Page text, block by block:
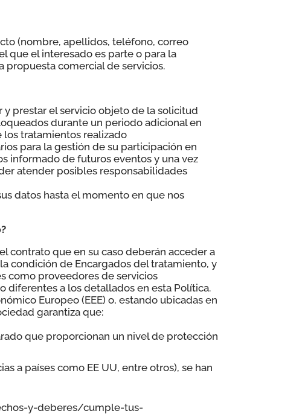
(nombre, apellidos, teléfono, correo
que el interesado es parte o para la
propuesta comercial de servicios.
y prestar el servicio objeto de la solicitud
durante un periodo adicional en
tratamientos realizado
para la gestión de su participación en
informado de futuros eventos y una vez
atender posibles responsabilidades
datos hasta el momento en que nos
contrato que en su caso deberán acceder a
condición de Encargados del tratamiento, y
como proveedores de servicios
diferentes a los detallados en esta Política.
Europeo (EEE) o, estando ubicadas en
garantiza que:
que proporcionan un nivel de protección
a países como EE UU, entre otros), se han
y-deberes/cumple-tus-